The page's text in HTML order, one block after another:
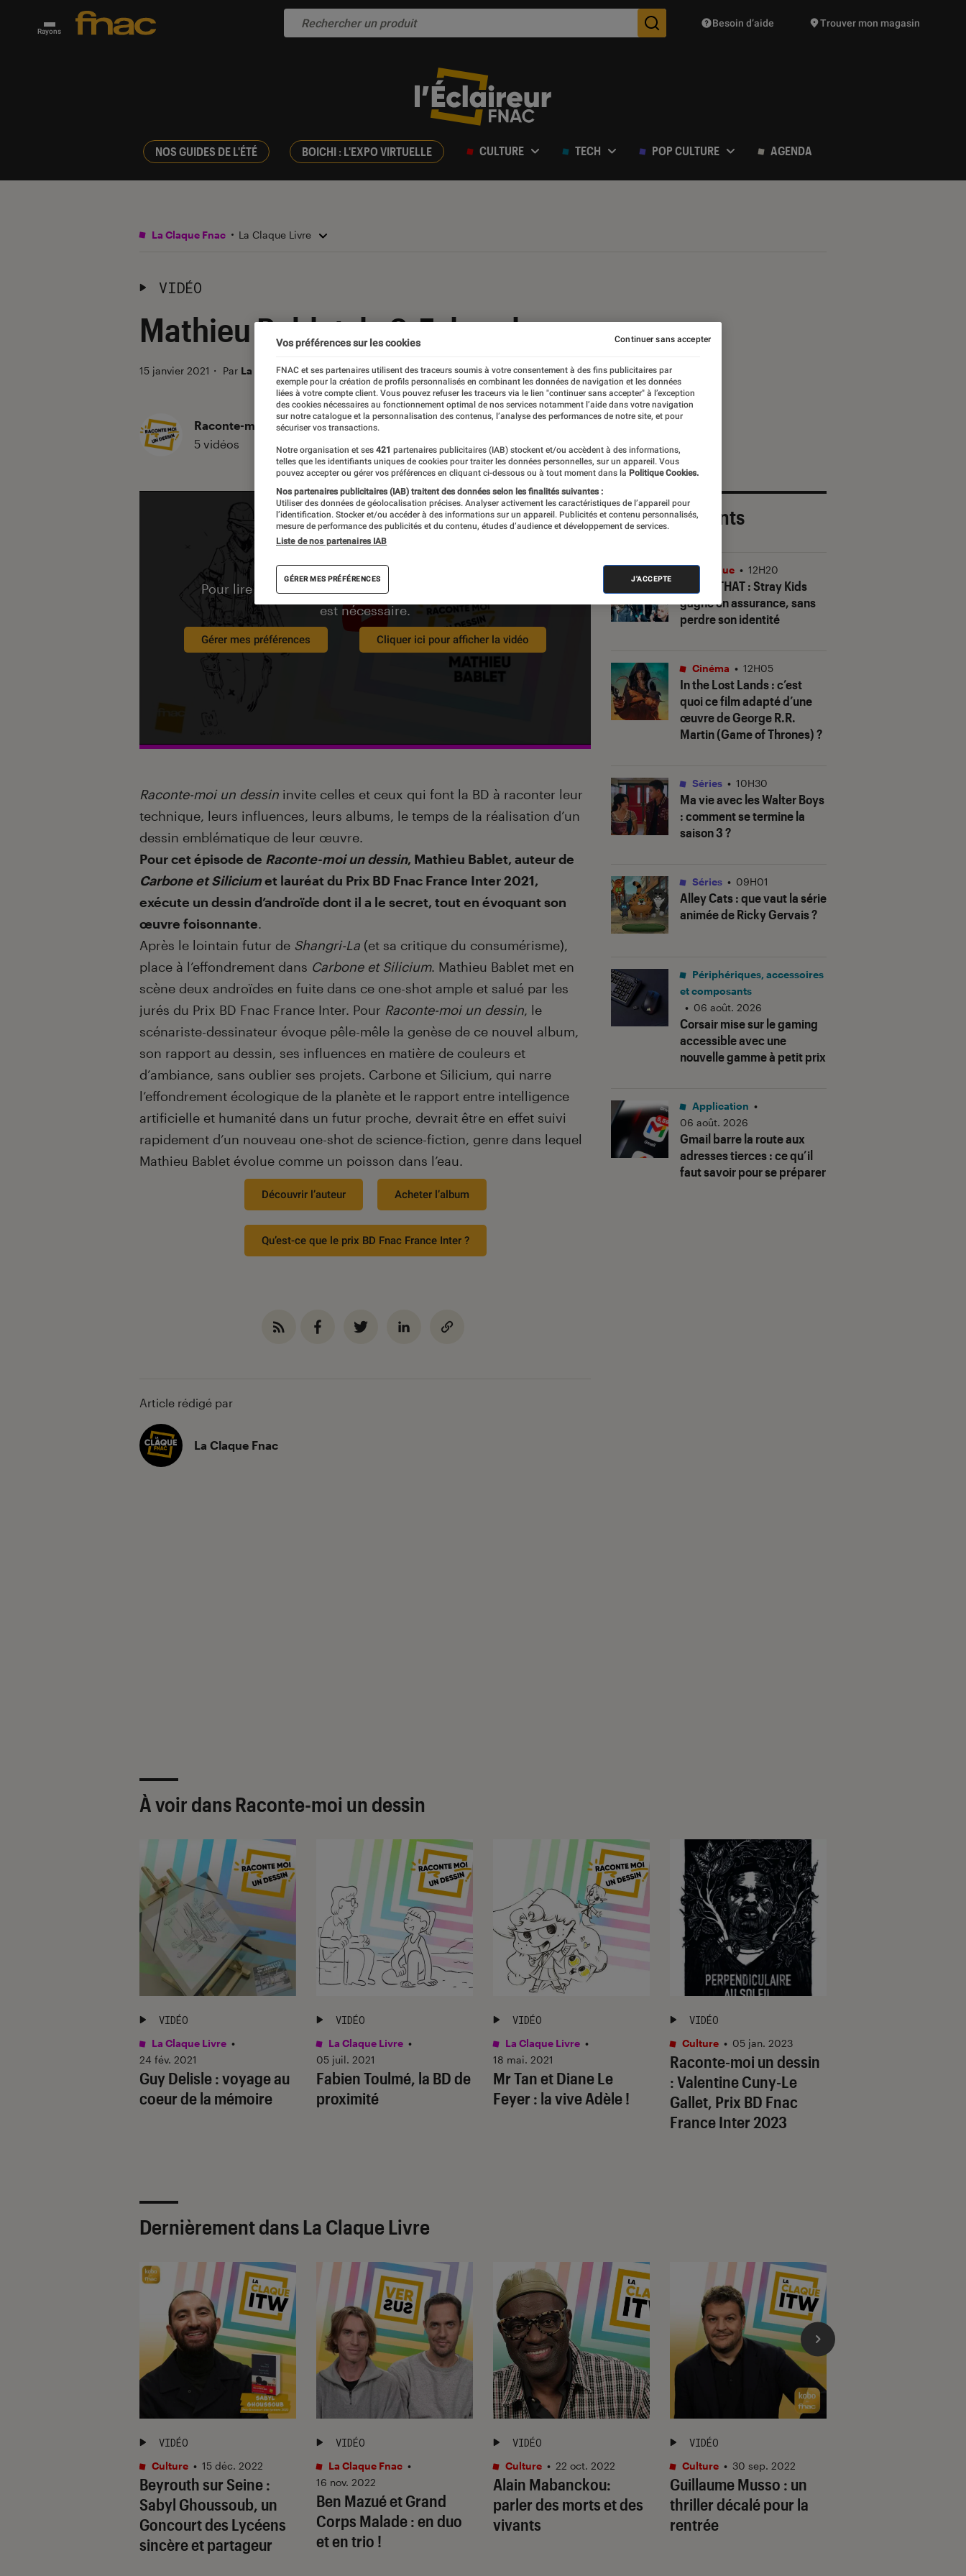
Rayons Des suggestions de produits vont vous être proposées
Besoin d’aide Trouver mon magasin
NOS GUIDES DE L'ÉTÉ BOICHI : L'EXPO VIRTUELLE CULTURE TECH POP CULTURE AGENDA
La Claque Fnac La Claque Livre
VIDÉO
Mathieu Bablet, la S-F dans la peau
15 janvier 2021 ・ Par La Claque Fnac
Raconte-moi un dessin
5 vidéos
Pour lire la vidéo l’activation des cookies publicitaires
est nécessaire.
Gérer mes préférences Cliquer ici pour afficher la vidéo
Introduction
Raconte-moi un dessin invite celles et ceux qui font la BD à raconter leur
technique, leurs influences, leurs albums, le temps de la réalisation d’un
dessin emblématique de leur œuvre.
Pour cet épisode de Raconte-moi un dessin, Mathieu Bablet, auteur de
Carbone et Siliciumet lauréat du Prix BD Fnac France Inter 2021,
exécute un dessin d’androïde dont il a le secret, tout en évoquant son
œuvre foisonnante.
Après le lointain futur de Shangri-La (et sa critique du consumérisme),
place à l’effondrement dans Carbone et Silicium. Mathieu Bablet met en
scène deux androïdes en fuite dans ce one-shot ample et salué par les
jurés du Prix BD Fnac France Inter. Pour Raconte-moi un dessin, le
scénariste-dessinateur évoque pêle-mêle la genèse de ce nouvel album,
son rapport au dessin, ses influences en matière de couleurs et
d’ambiance, sans oublier ses projets. Carbone et Silicium, qui narre
l’effondrement écologique de la planète et le rapport entre intelligence
artificielle et humanité dans un futur proche, devrait être en effet suivi
rapidement d’un nouveau one-shot de science-fiction, genre dans lequel
Mathieu Bablet évolue comme un poisson dans l’eau.
Découvrir l’auteur Acheter l’album
Qu’est-ce que le prix BD Fnac France Inter ?
Article rédigé par
La Claque Fnac
Les plus récents
THIS & THAT: Stray Kids
gagne en assurance, sans
perdre son identité
Musique • 12H20
In the Lost Lands: c’est
quoi ce film adapté d’une
œuvre de George R.R.
Martin (Game of Thrones) ?
Cinéma • 12H05
Ma vie avec les Walter Boys
: comment se termine la
saison 3 ?
Séries • 10H30
Alley Cats: que vaut la série
animée de Ricky Gervais ?
Séries • 09H01
Corsair mise sur le gaming
accessible avec une
nouvelle gamme à petit prix
Périphériques, accessoires
et composants
• 06 août. 2026
Gmail barre la route aux
adresses tierces : ce qu’il
faut savoir pour se préparer
Application •
06 août. 2026
À voir dans Raconte-moi un dessin
Guy Delisle : voyage au
coeur de la mémoire
VIDÉO
La Claque Livre •
24 fév. 2021
Fabien Toulmé, la BD de
proximité
VIDÉO
La Claque Livre •
05 juil. 2021
Mr Tan et Diane Le
Feyer : la vive Adèle !
VIDÉO
La Claque Livre •
18 mai. 2021
Raconte-moi un dessin
: Valentine Cuny-Le
Gallet, Prix BD Fnac
France Inter 2023
VIDÉO
Culture • 05 jan. 2023
Dernièrement dans La Claque Livre
Beyrouth sur Seine :
Sabyl Ghoussoub, un
Goncourt des Lycéens
sincère et partageur
VIDÉO
Culture • 15 déc. 2022
Ben Mazué et Grand
Corps Malade : en duo
et en trio !
VIDÉO
La Claque Fnac •
16 nov. 2022
Alain Mabanckou:
parler des morts et des
vivants
VIDÉO
Culture • 22 oct. 2022
Guillaume Musso : un
thriller décalé pour la
rentrée
VIDÉO
Culture • 30 sep. 2022
Vos préférences sur les cookies
FNAC et ses partenaires utilisent des traceurs soumis à votre consentement à des fins publicitaires par
exemple pour la création de profils personnalisés en combinant les données de navigation et les données
liées à votre compte client. Vous pouvez refuser les traceurs via le lien "continuer sans accepter" à l’exception
des cookies nécessaires au fonctionnement optimal de nos services notamment l’aide dans votre navigation
sur notre catalogue et la personnalisation des contenus, l’analyse des performances de notre site, et pour
sécuriser vos transactions.
Notre organisation et ses 421 partenaires publicitaires (IAB) stockent et/ou accèdent à des informations,
telles que les identifiants uniques de cookies pour traiter les données personnelles, sur un appareil. Vous
pouvez accepter ou gérer vos préférences en cliquant ci-dessous ou à tout moment dans la Politique Cookies.
Nos partenaires publicitaires (IAB) traitent des données selon les finalités suivantes :
Utiliser des données de géolocalisation précises. Analyser activement les caractéristiques de l’appareil pour
l’identification. Stocker et/ou accéder à des informations sur un appareil. Publicités et contenu personnalisés,
mesure de performance des publicités et du contenu, études d’audience et développement de services.
Liste de nos partenaires IAB
GÉRER MES PRÉFÉRENCES J'ACCEPTE
Continuer sans accepter